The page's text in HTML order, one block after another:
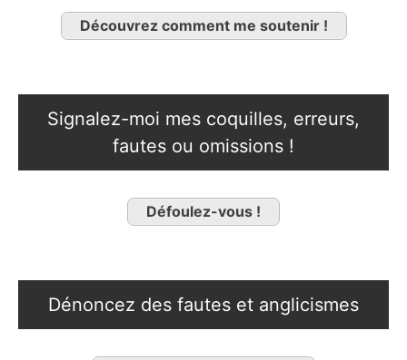
Découvrez comment me soutenir !
Signalez-moi mes coquilles, erreurs,
fautes ou omissions !
Défoulez-vous !
Dénoncez des fautes et anglicismes